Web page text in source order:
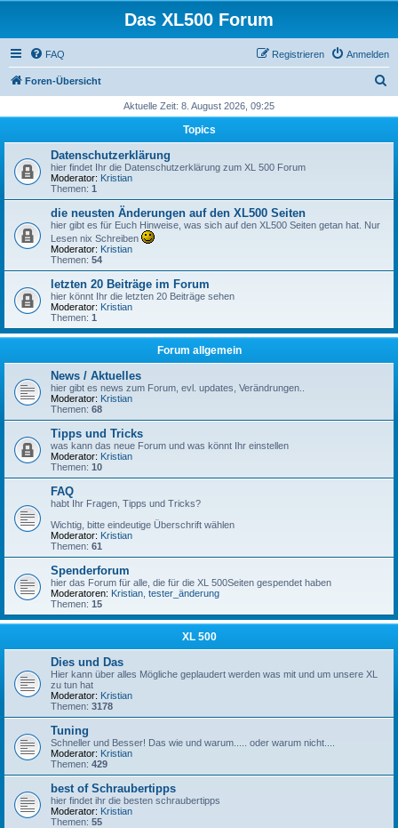
Das XL500 Forum
FAQ Anmelden
Registrieren
Foren-Übersicht
h
Aktuelle Zeit: 8. August 2026, 09:25
Topics
Datenschutzerklärung
hier findet Ihr die Datenschutzerklärung zum XL 500 Forum
Moderator: Kristian
Themen: 1
die neusten Änderungen auf den XL500 Seiten
hier gibt es für Euch Hinweise, was sich auf den XL500 Seiten getan hat. Nur
Lesen nix Schreiben
Moderator: Kristian
Themen: 54
letzten 20 Beiträge im Forum
hier könnt Ihr die letzten 20 Beiträge sehen
Moderator: Kristian
Themen: 1
Forum allgemein
News / Aktuelles
hier gibt es news zum Forum, evl. updates, Verändrungen..
Moderator: Kristian
Themen: 68
Tipps und Tricks
was kann das neue Forum und was könnt Ihr einstellen
Moderator: Kristian
Themen: 10
FAQ
habt Ihr Fragen, Tipps und Tricks?
Wichtig, bitte eindeutige Überschrift wählen
Moderator: Kristian
Themen: 61
Spenderforum
hier das Forum für alle, die für die XL 500Seiten gespendet haben
Moderatoren: Kristian tester_änderung
Themen: 15
XL 500
Dies und Das
Hier kann über alles Mögliche geplaudert werden was mit und um unsere XL
zu tun hat
Moderator: Kristian
Themen: 3178
Tuning
Schneller und Besser! Das wie und warum..... oder warum nicht....
Moderator: Kristian
Themen: 429
best of Schraubertipps
hier findet ihr die besten schraubertipps
Moderator: Kristian
Themen: 55